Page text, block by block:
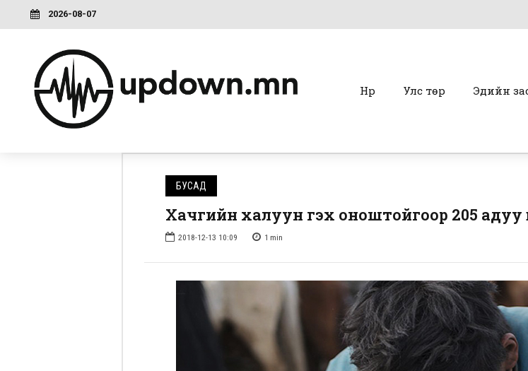
2026-08-07
Нүүр Улс төр Эдийн
БУСАД
Хачгийн халуун гэх оноштойгоор 205 адуу
2018-12-13 10:09 1 min